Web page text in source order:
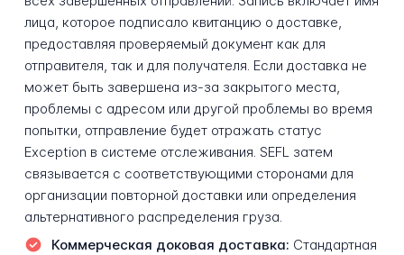
лица, которое подписало квитанцию о доставке,
предоставляя проверяемый документ как для
отправителя, так и для получателя. Если доставка не
может быть завершена из-за закрытого места,
проблемы с адресом или другой проблемы во время
попытки, отправление будет отражать статус
Exception в системе отслеживания. SEFL затем
связывается с соответствующими сторонами для
организации повторной доставки или определения
альтернативного распределения груза.
Коммерческая доковая доставка: Стандартная